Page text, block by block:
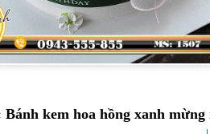
kem hoa hồng xanh mừng